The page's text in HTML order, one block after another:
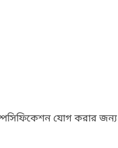
যোগ করার জন্য